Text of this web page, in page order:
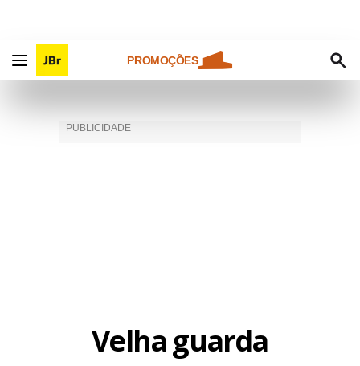
PROMOÇÕES
Velha guarda